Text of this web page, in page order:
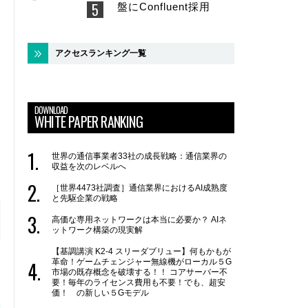
盤にConfluent採用
アクセスランキング一覧
DOWNLOAD
WHITE PAPER RANKING
世界の通信事業者33社の成長戦略：通信業界の
収益を次のレベルへ
［世界4473社調査］通信業界におけるAI成熟度
と先駆企業の戦略
高価な専用ネットワークは本当に必要か？ AIネ
ットワーク構築の現実解
【基調講演 K2-4 スリーダブリュー】何もかもが
革命！ゲームチェンジャー無線機がローカル５G
市場の既存概念を破壊する！！ コアサーバー不
要！毎年のライセンス費用も不要！でも、超安
価！ の新しい５Gモデル